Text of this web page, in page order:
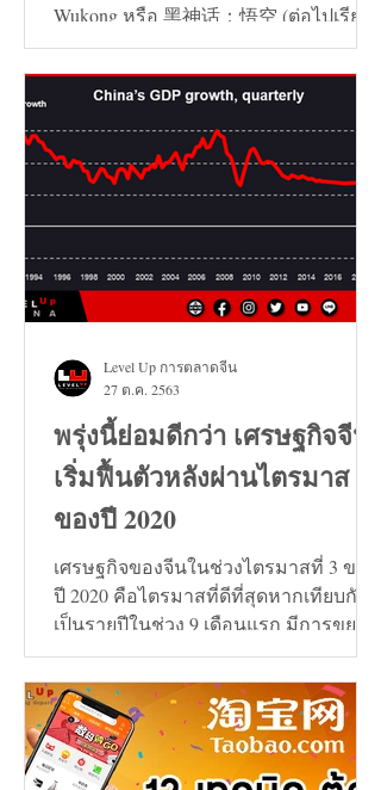
Wukong หรือ 黑神话：悟空 (ต่อไปเรียก
ว่า เกมหงอคง) ไม่ได้เลย...
พรุ่งนี้ย่อมดีกว่า เศรษฐกิจจีน
เริ่มฟื้นตัวหลังผ่านไตรมาส 3
ของปี 2020
เศรษฐกิจของจีนในช่วงไตรมาสที่ 3 ของ
ปี 2020 คือไตรมาสที่ดีที่สุดหากเทียบกัน
เป็นรายปีในช่วง 9 เดือนแรก มีการขยาย
ตัวเพิ่มขึ้น 0.7%
Level Up การตลาดจีน
27 ต.ค. 2563